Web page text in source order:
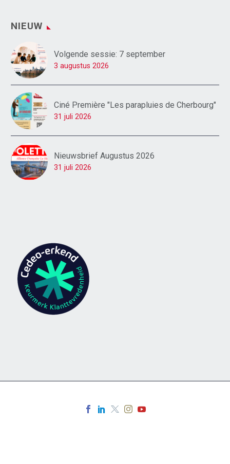
NIEUW
Volgende sessie: 7 september
3 augustus 2026
Ciné Première "Les parapluies de Cherbourg"
31 juli 2026
Nieuwsbrief Augustus 2026
31 juli 2026